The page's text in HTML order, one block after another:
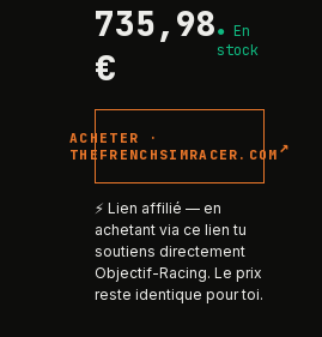
735,98
€
● En
stock
ACHETER ·
THEFRENCHSIMRACER.COM ↗
⚡ Lien affilié — en
achetant via ce lien tu
soutiens directement
Objectif-Racing. Le prix
reste identique pour toi.